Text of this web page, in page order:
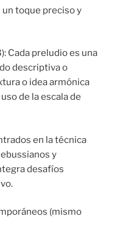
toque preciso y
Cada preludio es una
descriptiva o
o idea armónica
de la escala de
en la técnica
y
desafíos
(mismo